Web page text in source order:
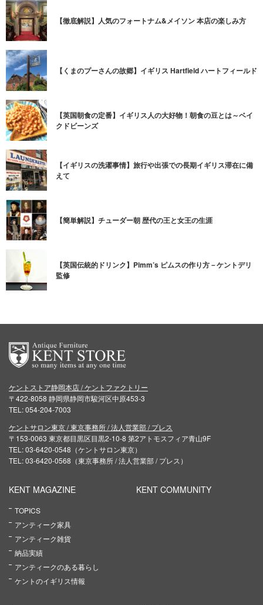
【徹底解説】人気のフォートナム&メイソン 本店の楽しみ方
【くまのプーさんの故郷】イギリス Hartfield ハートフィールド
【英国朝食の定番】イギリス人の大好物！朝食の豆とは～ベイ
クドビーンズ
【イギリスの洗濯事情】旅行や出張での長期イギリス滞在に備
えて
【簡単解説】チューダー朝 歴代の王と女王の生涯
【英国伝統的ドリンク】Pimm’s ピムスの作り方－ケントデリ
監修
ケントストア静岡本店 / ケントファクトリー
〒422-8058 静岡県静岡市駿河区中原453-3
TEL: 054-204-7003
ケントサロン東京 / 東京事務所 / 法人営業部 / プレス
〒153-0063 東京都目黒区目黒2-10-8 第2アトモスフィア青山9F
TEL: 03-6420-0548（ケントサロン東京）
TEL: 03-6420-0568（東京事務所 / 法人営業部 / プレス）
KENT MAGAZINE
TOPICS
アンティーク家具
アンティーク雑貨
納品実績
アンティークのある暮らし
ケントのイギリス情報
KENT COMMUNITY